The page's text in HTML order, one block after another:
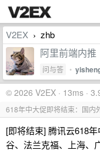
V2EX › zhb
阿里前端内推
问与答 •
© 2026 V2EX · 13ms ·
618年中大促即将结束：国内
[即将结束] 腾讯云618
谷、法兰克福、上海、